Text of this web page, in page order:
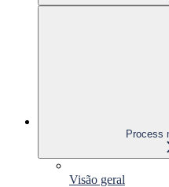
Process
Visão geral